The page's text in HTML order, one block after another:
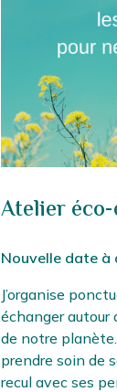
Atelier
Nouvelle date à
J’organise
échanger autour
de notre
prendre soin de
recul avec ses